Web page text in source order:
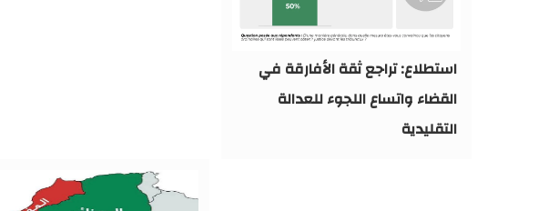
استطلاع: تراجع ثقة الأفارقة في
القضاء واتساع اللجوء للعدالة
التقليدية